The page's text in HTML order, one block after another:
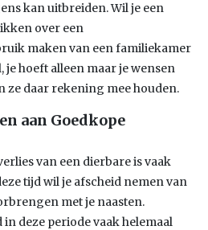
kan uitbreiden. Wil je een
over een
maken van een familiekamer
je hoeft alleen maar je wensen
ze daar rekening mee houden.
aan Goedkope
van een dierbare is vaak
tijd wil je afscheid nemen van
met je naasten.
deze periode vaak helemaal